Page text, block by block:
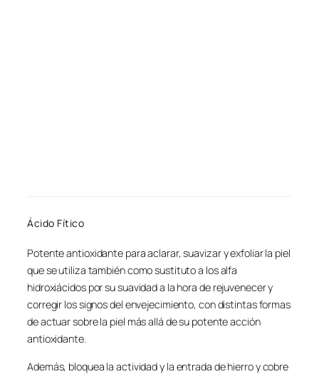
Ácido Fítico
Potente antioxidante para aclarar, suavizar y exfoliar la piel
que se utiliza también como sustituto a los alfa
hidroxiácidos por su suavidad a la hora de rejuvenecer y
corregir los signos del envejecimiento, con distintas formas
de actuar sobre la piel más allá de su potente acción
antioxidante.
Además, bloquea la actividad y la entrada de hierro y cobre